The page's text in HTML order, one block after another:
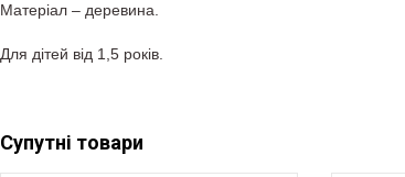
Матеріал – деревина.
Для дітей від 1,5 років.
Супутні товари